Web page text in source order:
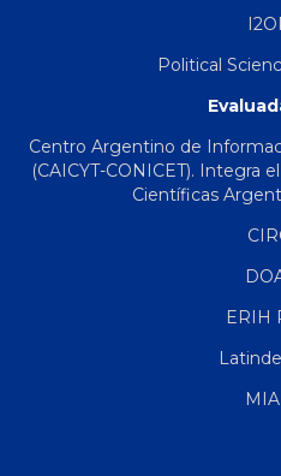
Political
Centro Argentino de
(CAICYT-CONICET). Integra
Científicas
ERIH